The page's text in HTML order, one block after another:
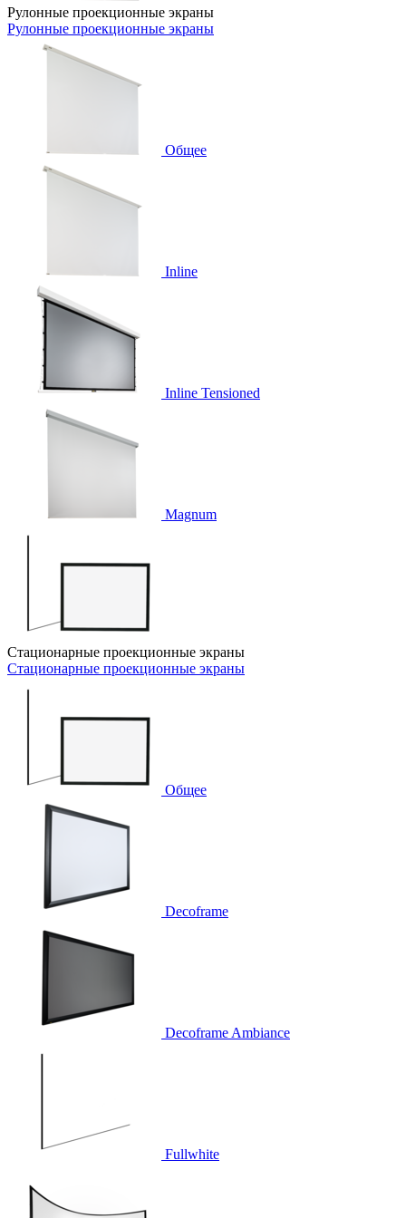
Рулонные проекционные экраны
Рулонные проекционные экраны
Общее
Inline
Inline Tensioned
Magnum
Стационарные проекционные экраны
Стационарные проекционные экраны
Общее
Decoframe
Decoframe Ambiance
Fullwhite